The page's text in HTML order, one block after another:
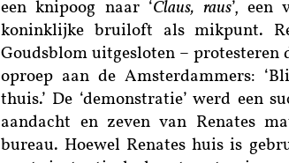
een knipoog naar ‘Claus, raus’, een
koninklijke bruiloft als mikpunt.
Goudsblom uitgesloten – protesteren
oproep aan de Amsterdammers:
thuis.’ De ‘demonstratie’ werd een
aandacht en zeven van Renates
bureau. Hoewel Renates huis is